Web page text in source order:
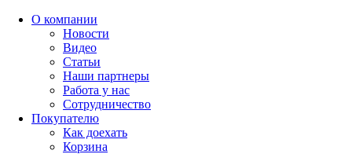
О компании
Новости
Видео
Статьи
Наши партнеры
Работа у нас
Сотрудничество
Покупателю
Как доехать
Корзина